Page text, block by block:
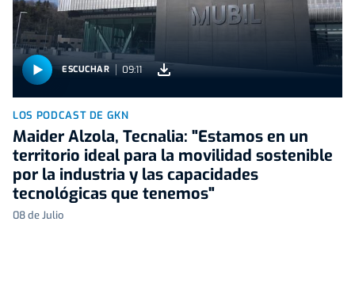
ESCUCHAR 09:11
LOS PODCAST DE GKN
Maider Alzola, Tecnalia: "Estamos en un
territorio ideal para la movilidad sostenible
por la industria y las capacidades
tecnológicas que tenemos"
08 de Julio